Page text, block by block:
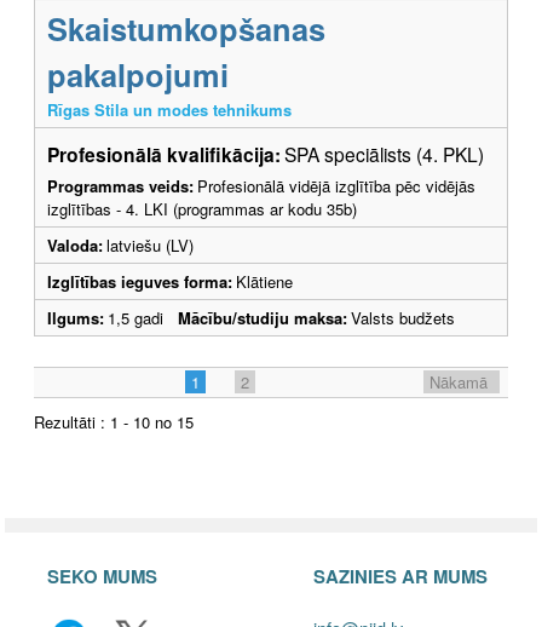
Skaistumkopšanas
pakalpojumi
Rīgas Stila un modes tehnikums
Profesionālā kvalifikācija:SPA speciālists (4. PKL)
Programmas veids: Profesionālā vidējā izglītība pēc vidējās
izglītības - 4. LKI (programmas ar kodu 35b)
Valoda:latviešu (LV)
Izglītības ieguves forma: Klātiene
Ilgums: 1,5 gadi Mācību/studiju maksa:Valsts budžets
1 2
Nākamā
Rezultāti : 1 - 10 no 15
SEKO MUMS SAZINIES AR MUMS